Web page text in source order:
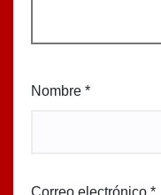
Nombre *
Correo electrónico *